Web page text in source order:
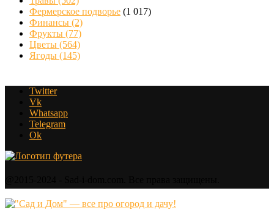
Фермерское подворье (1 017)
Финансы (2)
Фрукты (77)
Цветы (564)
Ягоды (145)
Twitter
Vk
Whatsapp
Telegram
Ok